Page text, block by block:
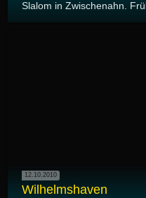
Slalom in Zwischenahn.
12.10.2010
Wilhelmshaven